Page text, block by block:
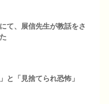
て、展信先生が教話をさ
と「見捨てられ恐怖」